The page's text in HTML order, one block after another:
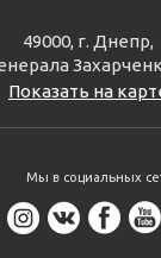
49000, г. Днепр,
Показать на
Мы в социальных